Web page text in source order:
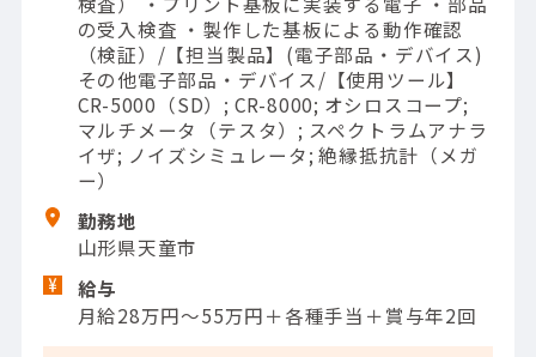
の受入検査 ・製作した基板による動作確認
（検証）/【担当製品】(電子部品・デバイス)
その他電子部品・デバイス/【使用ツール】
CR-5000（SD）; CR-8000; オシロスコープ;
マルチメータ（テスタ）; スペクトラムアナラ
イザ; ノイズシミュレータ; 絶縁抵抗計（メガ
ー）
勤務地
山形県天童市
給与
月給28万円～55万円＋各種手当＋賞与年2回